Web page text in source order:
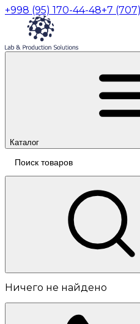
+998 (95) 170-44-48+7
Каталог
Ничего не найдено